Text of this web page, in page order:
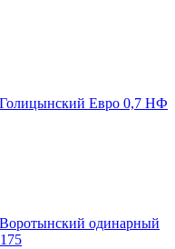
Евро 0,7 НФ
одинарный